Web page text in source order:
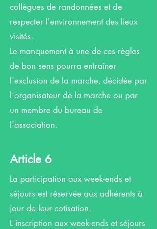
collègues de randonnées et de
respecter l'environnement des lieux
visités.
Le manquement à une de ces règles
de bon sens pourra entraîner
l'exclusion de la marche, décidée par
l'organisateur de la marche ou par
un membre du bureau de
l'association.
Article 6
La participation aux week-ends et
séjours est réservée aux adhérents à
jour de leur cotisation.
L'inscription aux week-ends et séjours